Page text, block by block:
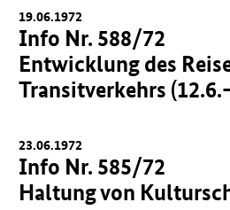
19.06.1972
Info Nr. 588/72
Entwicklung des
Transitverkehrs
23.06.1972
Info Nr. 585/72
Haltung von